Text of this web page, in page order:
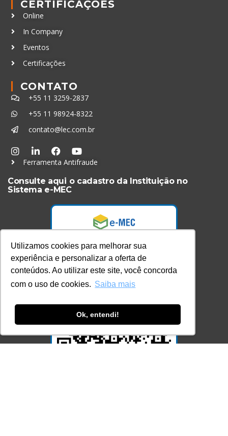
Utilizamos cookies para melhorar sua
experiência e personalizar a oferta de
conteúdos. Ao utilizar este site, você concorda
com o uso de cookies. Saiba mais
Ok, entendi!
CERTIFICAÇÕES
Online
In Company
Eventos
Certificações
CONTATO
+55 11 3259-2837
+55 11 98924-8322
contato@lec.com.br
Ferramenta Antifraude
Consulte aqui o cadastro da Instituição no
Sistema e-MEC